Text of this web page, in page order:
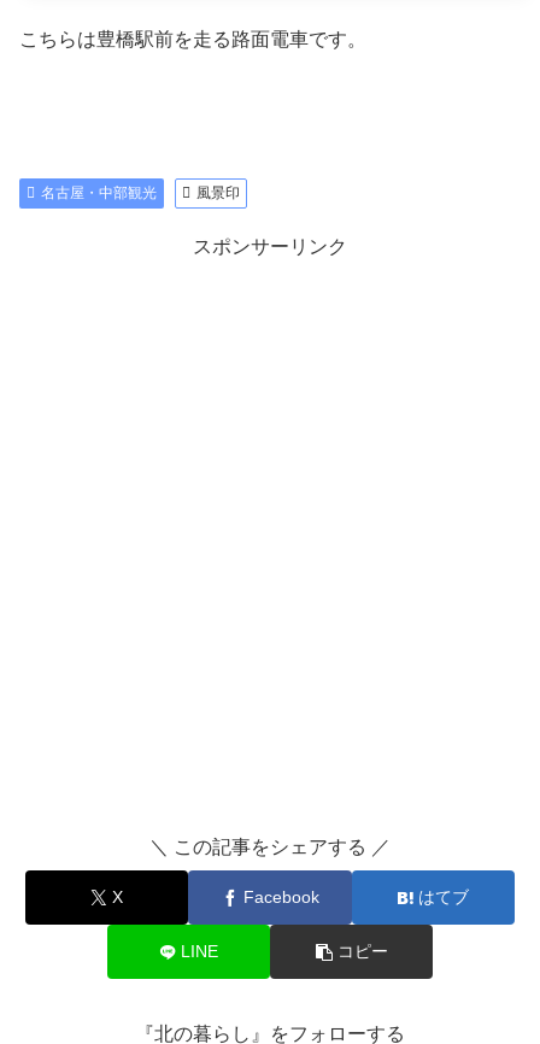
こちらは豊橋駅前を走る路面電車です。
名古屋・中部観光 風景印
スポンサーリンク
＼ この記事をシェアする ／
X Facebook はてブ
LINE コピー
『北の暮らし』をフォローする